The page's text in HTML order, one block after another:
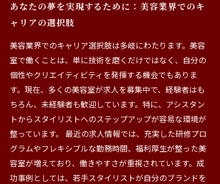
あなたの夢を実現するために：美容業界でのキ
ャリアの選択肢
美容業界でのキャリア選択肢は多岐にわたります。美容
室で働くことは、単に技術を磨くだけではなく、自分の
個性やクリエイティビティを発揮する機会でもありま
す。現在、多くの美容室が求人を募集中で、経験者はも
ちろん、未経験者も歓迎しています。特に、アシスタン
トからスタイリストへのステップアップが容易な環境が
整っています。 最近の求人情報では、充実した研修プロ
グラムやフレキシブルな勤務時間、福利厚生が整った美
容室が増えており、働きやすさが重視されています。成
功事例としては、若手スタイリストが自分のブランドを